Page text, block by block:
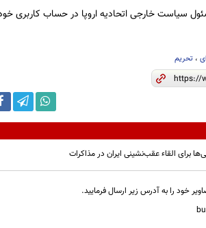
سیاست خارجی اتحادیه اروپا در حساب کاربری
، تحریم‌
برای القاء عقب‌نشینی ایران در مذاکرات
خود را به آدرس زیر ارسال فرمایید.